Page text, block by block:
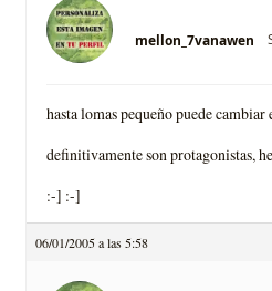
mellon_7vanawen
hasta lomas pequeño puede
definitivamente son protagonistas,
:-] :-]
06/01/2005 a las 5:58